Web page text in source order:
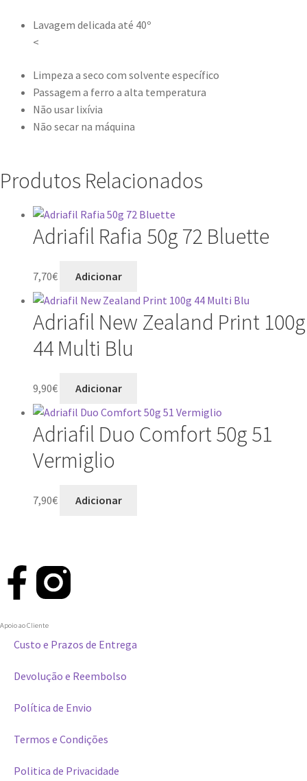
Lavagem delicada até 40º
<
Limpeza a seco com solvente específico
Passagem a ferro a alta temperatura
Não usar lixívia
Não secar na máquina
Produtos Relacionados
Adriafil Rafia 50g 72 Bluette
7,70€ Adicionar
Adriafil New Zealand Print 100g
44 Multi Blu
9,90€ Adicionar
Adriafil Duo Comfort 50g 51
Vermiglio
7,90€ Adicionar
Apoio ao Cliente
Custo e Prazos de Entrega
Devolução e Reembolso
Política de Envio
Termos e Condições
Politica de Privacidade